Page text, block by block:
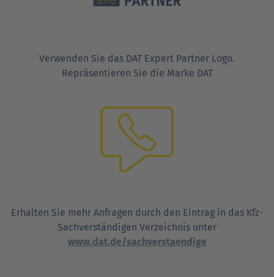
Verwenden Sie das DAT Expert Partner Logo.
Repräsentieren Sie die Marke DAT
Erhalten Sie mehr Anfragen durch den Eintrag in das Kfz-
Sachverständigen Verzeichnis unter
www.dat.de/sachverstaendige